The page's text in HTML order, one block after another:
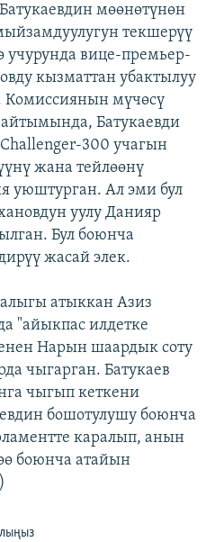
мөөнөтүнөн
текшерүү
учурунда вице-премьер-
кызматтан убактылуу
Комиссиянын мүчөсү
Батукаевди
300 учагын
жана тейлөөнү
уюштурган. Ал эми бул
уулу Данияр
Бул боюнча
жасай элек.
атыккан Азиз
"айыкпас илдетке
Нарын шаардык соту
чыгарган. Батукаев
чыгып кеткени
бошотулушу боюнча
каралып, анын
боюнча атайын